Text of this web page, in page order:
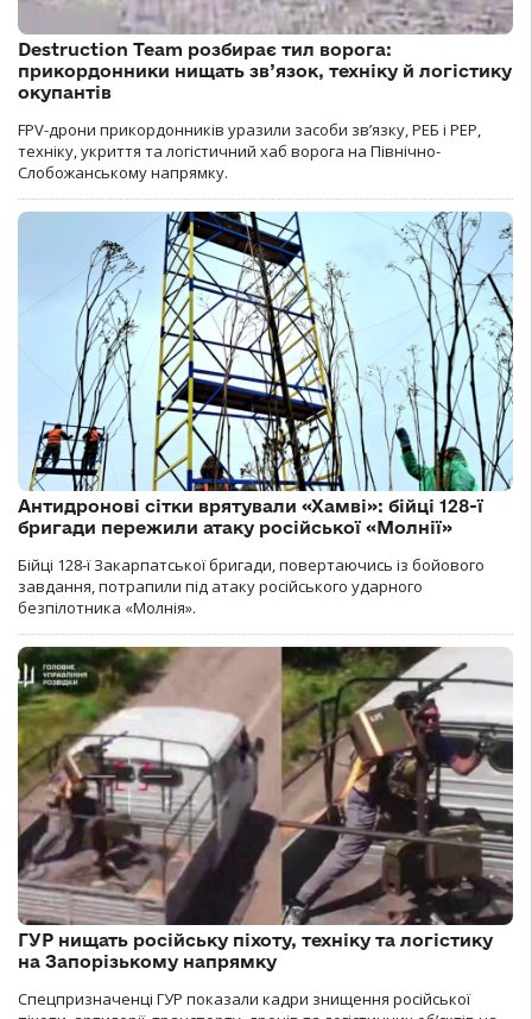
Destruction Team розбирає тил ворога:
прикордонники нищать зв’язок, техніку й логістику
окупантів
FPV-дрони прикордонників уразили засоби зв’язку, РЕБ і РЕР,
техніку, укриття та логістичний хаб ворога на Північно-
Слобожанському напрямку.
Антидронові сітки врятували «Хамві»: бійці 128-ї
бригади пережили атаку російської «Молнії»
Бійці 128-ї Закарпатської бригади, повертаючись із бойового
завдання, потрапили під атаку російського ударного
безпілотника «Молнія».
ГУР нищать російську піхоту, техніку та логістику
на Запорізькому напрямку
Спецпризначенці ГУР показали кадри знищення російської